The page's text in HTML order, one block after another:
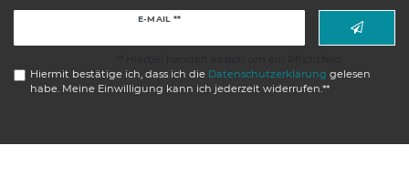
E-MAIL **
Hiermit bestätige ich, dass ich die Daten­schutz­erklärung gelesen
habe. Meine Einwilligung kann ich jederzeit widerrufen.**